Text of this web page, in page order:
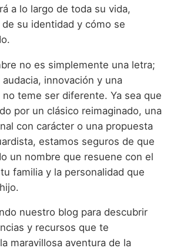
a lo largo de toda su vida,
su identidad y cómo se
no es simplemente una letra;
innovación y una
teme ser diferente. Ya sea que
por un clásico reimaginado, una
con carácter o una propuesta
estamos seguros de que
un nombre que resuene con el
familia y la personalidad que
nuestro blog para descubrir
y recursos que te
maravillosa aventura de la